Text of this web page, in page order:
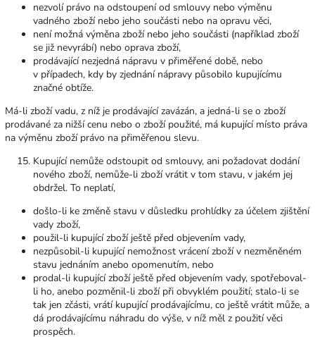
nezvolí právo na odstoupení od smlouvy nebo výměnu
vadného zboží nebo jeho součásti nebo na opravu věci,
není možná výměna zboží nebo jeho součásti (například zboží
se již nevyrábí) nebo oprava zboží,
prodávající nezjedná nápravu v přiměřené době, nebo
v případech, kdy by zjednání nápravy působilo kupujícímu
značné obtíže.
Má-li zboží vadu, z níž je prodávající zavázán, a jedná-li se o zboží
prodávané za nižší cenu nebo o zboží použité, má kupující místo práva
na výměnu zboží právo na přiměřenou slevu.
Kupující nemůže odstoupit od smlouvy, ani požadovat dodání
nového zboží, nemůže-li zboží vrátit v tom stavu, v jakém jej
obdržel. To neplatí,
došlo-li ke změně stavu v důsledku prohlídky za účelem zjištění
vady zboží,
použil-li kupující zboží ještě před objevením vady,
nezpůsobil-li kupující nemožnost vrácení zboží v nezměněném
stavu jednáním anebo opomenutím, nebo
prodal-li kupující zboží ještě před objevením vady, spotřeboval-
li ho, anebo pozměnil-li zboží při obvyklém použití; stalo-li se
tak jen zčásti, vrátí kupující prodávajícímu, co ještě vrátit může, a
dá prodávajícímu náhradu do výše, v níž měl z použití věci
prospěch.